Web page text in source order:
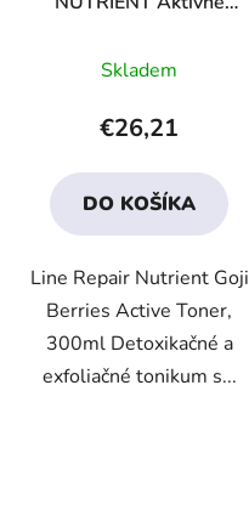
hodnotenie
produktu
je
3,8
z
hviezdičiek.
Skladem
€26,21
DO KOŠÍKA
Line Repair Nutrient Goji
Berries Active Toner,
300ml Detoxikačné a
exfoliačné tonikum s...